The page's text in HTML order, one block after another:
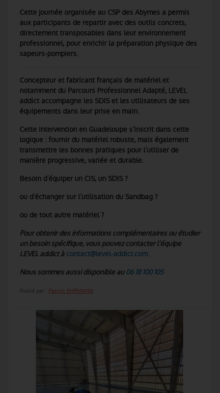
Cette journée organisée au CSP des Abymes a permis
aux participants de repartir avec des outils concrets,
directement transposables dans leur environnement
professionnel, pour enrichir la préparation physique des
sapeurs-pompiers.
Concepteur et fabricant français de matériel et
notamment du Parcours Professionnel Adapté, LEVEL
addict accompagne les SDIS et les utilisateurs de ses
équipements dans leur prise en main.
Cette intervention en Guadeloupe s’inscrit dans cette
logique : fournir du matériel robuste, mais également
transmettre les bonnes pratiques pour l’utiliser de
manière progressive, variée et durable.
Besoin d’équiper un CIS, un SDIS ?
ou d’échanger sur l’utilisation du Sandbag ?
ou de tout autre matériel ?
Pour obtenir des informations complémentaires ou étudier
un besoin spécifique, vous pouvez contacter l’équipe
LEVEL addict à contact@level-addict.com.
Nous sommes aussi disponible au 06 18 100 105
Publié par : Patrick EHRMANN